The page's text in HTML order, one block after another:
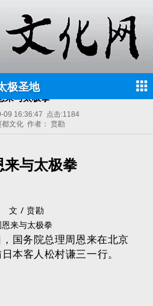
极圣地
来与太极拳
09 16:36:47 点击:1184
都文化 作者： 贲勘
来与太极拳
文 / 贲勘
国务院总理周恩来在北京
本客人松村谦三一行。